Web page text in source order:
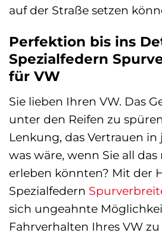
auf der Straße setzen
Perfektion bis ins
Spezialfedern
für VW
Sie lieben Ihren VW. Das
unter den Reifen zu
Lenkung, das Vertrauen in
was wäre, wenn Sie all
erleben könnten? Mit der
Spezialfedern
sich ungeahnte
Fahrverhalten Ihres VW